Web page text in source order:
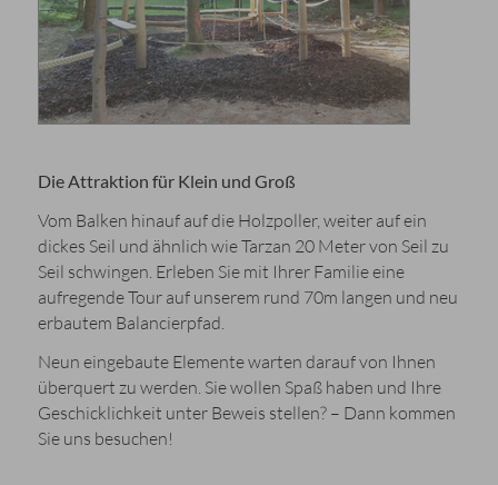
Die Attraktion für Klein und Groß
Vom Balken hinauf auf die Holzpoller, weiter auf ein
dickes Seil und ähnlich wie Tarzan 20 Meter von Seil zu
Seil schwingen. Erleben Sie mit Ihrer Familie eine
aufregende Tour auf unserem rund 70m langen und neu
erbautem Balancierpfad.
Neun eingebaute Elemente warten darauf von Ihnen
überquert zu werden. Sie wollen Spaß haben und Ihre
Geschicklichkeit unter Beweis stellen? – Dann kommen
Sie uns besuchen!